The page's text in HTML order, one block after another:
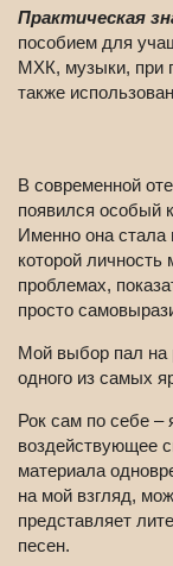
Практическая
пособием для
МХК, музыки, при
также
В современной
появился особый
Именно она стала
которой
проблемах,
просто
Мой выбор пал на
одного из самых
Рок сам по себе –
воздействующее
материала
на мой взгляд,
представляет
песен.